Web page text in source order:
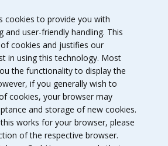
cookies to provide you with
and user-friendly handling. This
cookies and justifies our
in using this technology. Most
the functionality to display the
if you generally wish to
cookies, your browser may
and storage of new cookies.
works for your browser, please
of the respective browser.